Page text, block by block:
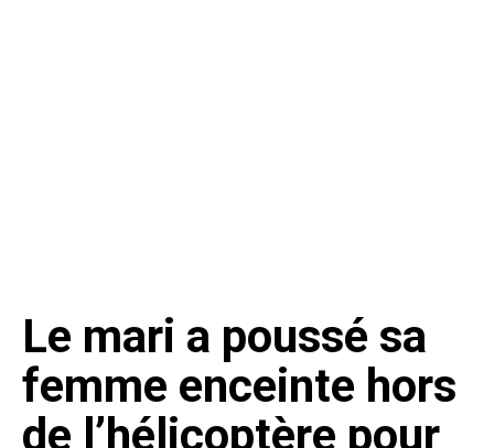
Le mari a poussé sa
femme enceinte hors
de l’hélicoptère pour